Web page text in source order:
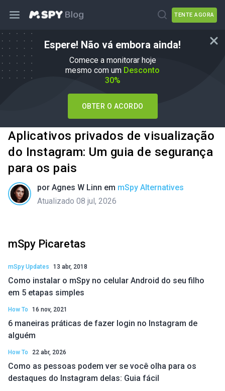
TENTE AGORA
Espere! Não vá embora ainda!
Comece a monitorar hoje
mesmo com um Desconto
30%
OBTER O ACORDO
Aplicativos privados de visualização
do Instagram: Um guia de segurança
para os pais
por Agnes W Linn em mSpy Alternatives
Atualizado 08 jul, 2026
mSpy Picaretas
mSpy Updates 13 abr, 2018
Como instalar o mSpy no celular Android do seu filho
em 5 etapas simples
How To 16 nov, 2021
6 maneiras práticas de fazer login no Instagram de
alguém
How To 22 abr, 2026
Como as pessoas podem ver se você olha para os
destaques do Instagram delas: Guia fácil